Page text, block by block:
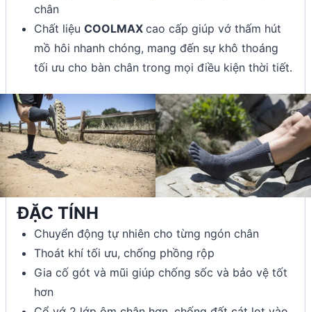
chân
Chất liệu COOLMAX cao cấp giúp vớ thấm hút
mồ hôi nhanh chóng, mang đến sự khô thoáng
tối ưu cho bàn chân trong mọi điều kiện thời tiết.
ĐẶC TÍNH
Chuyển động tự nhiên cho từng ngón chân
Thoát khí tối ưu, chống phồng rộp
Gia cố gót và mũi giúp chống sốc và bảo vệ tốt
hơn